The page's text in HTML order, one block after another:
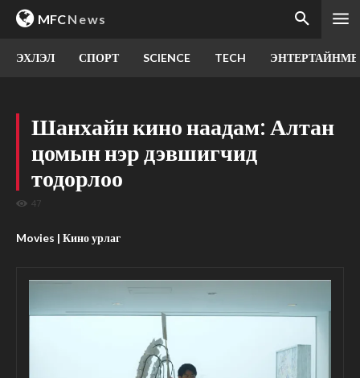
MFCNews
ЭХЛЭЛ СПОРТ SCIENCE TECH
Шанхайн кино наадам: Алтан
цомын нэр дэвшигчид
тодорлоо
47
Movies | Кино урлаг